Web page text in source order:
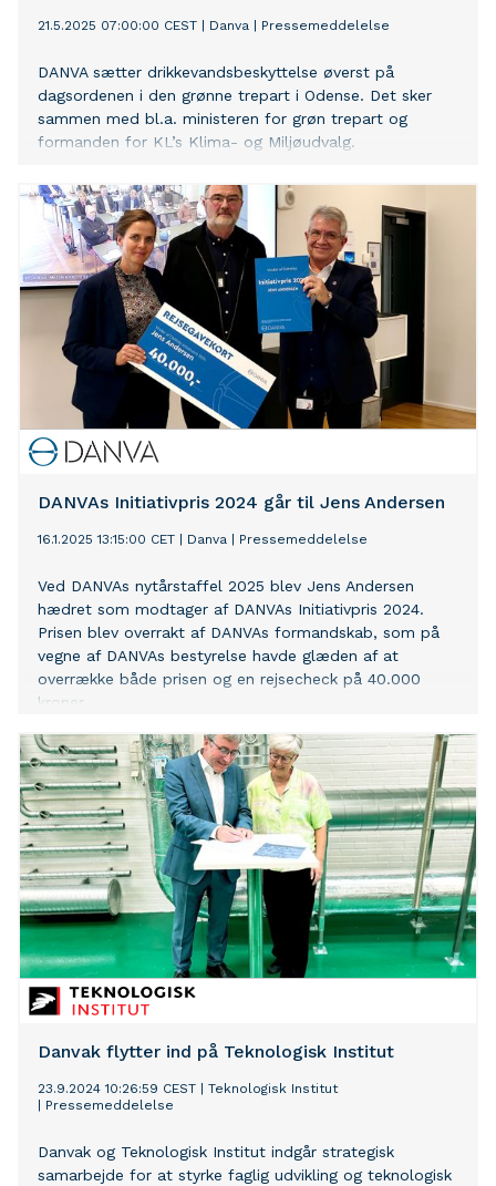
21.5.2025 07:00:00 CEST Danva Pressemeddelelse
DANVA sætter drikkevandsbeskyttelse øverst på
dagsordenen i den grønne trepart i Odense. Det sker
sammen med bl.a. ministeren for grøn trepart og
formanden for KL’s Klima- og Miljøudvalg.
DANVAs Initiativpris 2024 går til Jens Andersen
16.1.2025 13:15:00 CET Danva Pressemeddelelse
Ved DANVAs nytårstaffel 2025 blev Jens Andersen
hædret som modtager af DANVAs Initiativpris 2024.
Prisen blev overrakt af DANVAs formandskab, som på
vegne af DANVAs bestyrelse havde glæden af at
overrække både prisen og en rejsecheck på 40.000
kroner.
Danvak flytter ind på Teknologisk Institut
23.9.2024 10:26:59 CEST
Teknologisk Institut
Pressemeddelelse
Danvak og Teknologisk Institut indgår strategisk
samarbejde for at styrke faglig udvikling og teknologisk